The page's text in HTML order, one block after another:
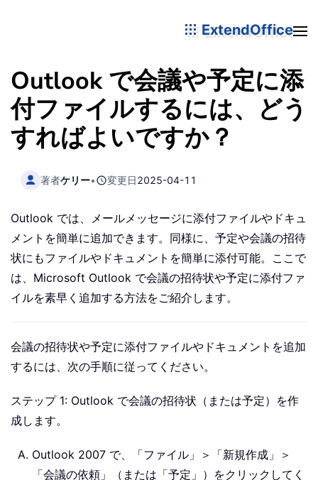
ExtendOffice
Outlook で会議や予定に添
付ファイルするには、どう
すればよいですか？
著者ケリー• 変更日2025-04-11
Outlook では、メールメッセージに添付ファイルやドキュ
メントを簡単に追加できます。同様に、予定や会議の招待
状にもファイルやドキュメントを簡単に添付可能。ここで
は、Microsoft Outlook で会議の招待状や予定に添付ファ
イルを素早く追加する方法をご紹介します。
会議の招待状や予定に添付ファイルやドキュメントを追加
するには、次の手順に従ってください。
ステップ 1: Outlook で会議の招待状（または予定）を作
成します。
Outlook 2007 で、「ファイル」＞「新規作成」＞
「会議の依頼」（または「予定」）をクリックしてく